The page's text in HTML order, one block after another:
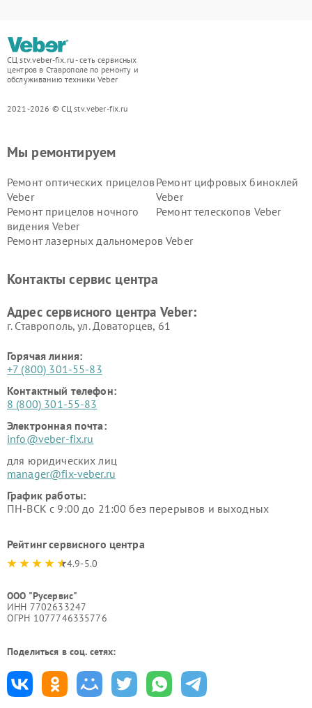
СЦ stv.veber-fix.ru - сеть сервисных
центров в Ставрополе по ремонту и
обслуживанию техники Veber
2021-2026 © СЦ stv.veber-fix.ru
Мы ремонтируем
Ремонт оптических прицелов
Veber
Ремонт цифровых биноклей
Veber
Ремонт прицелов ночного
видения Veber
Ремонт телескопов Veber
Ремонт лазерных дальномеров Veber
Контакты сервис центра
Адрес сервисного центра Veber:
г. Ставрополь, ул. Доваторцев, 61
Горячая линия:
+7 (800) 301-55-83
Контактный телефон:
8 (800) 301-55-83
Электронная почта:
info@veber-fix.ru
для юридических лиц
manager@fix-veber.ru
График работы:
ПН-ВСК с 9:00 до 21:00 без перерывов и выходных
Рейтинг сервисного центра
4.9-5.0
ООО "Русервис"
ИНН 7702633247
ОГРН 1077746335776
Поделиться в соц. сетях: